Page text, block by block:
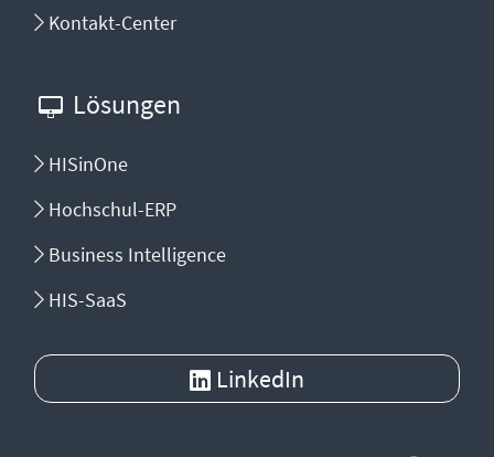
Kontakt-Center
Lösungen
HISinOne
Hochschul-ERP
Business Intelligence
HIS-SaaS
LinkedIn